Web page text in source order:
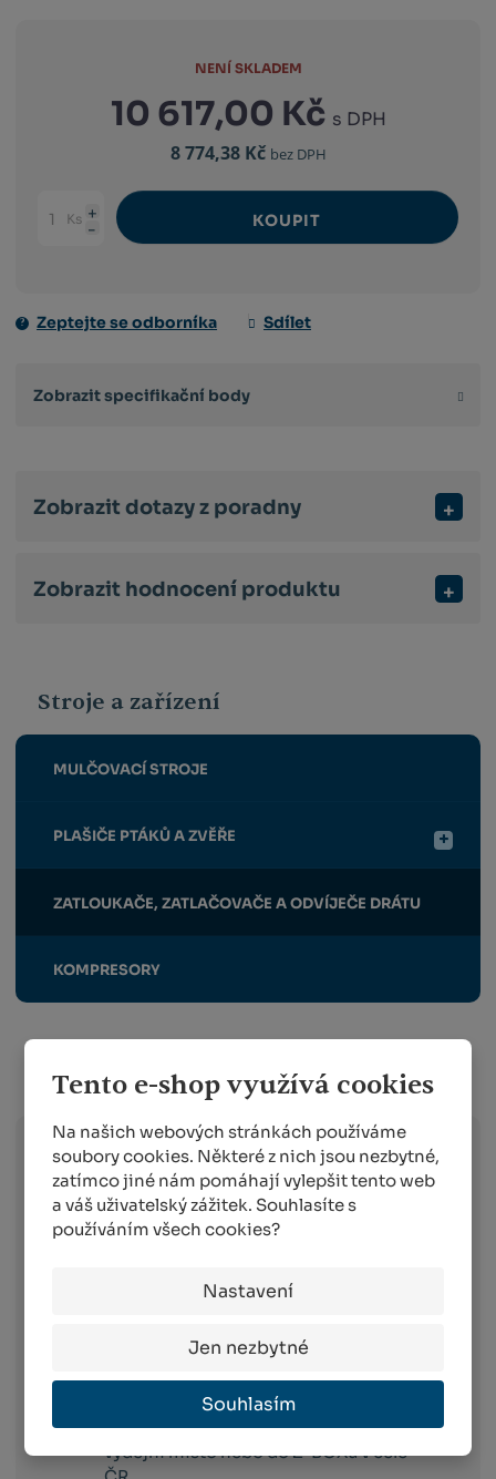
Tento e-shop využívá cookies
Na našich webových stránkách používáme
soubory cookies. Některé z nich jsou nezbytné,
zatímco jiné nám pomáhají vylepšit tento web
a váš uživatelský zážitek. Souhlasíte s
používáním všech cookies?
Nastavení
Jen nezbytné
Souhlasím
10 617,00 Kč s DPH
8 774,38 Kč bez DPH
NENÍ SKLADEM
Změnit
Navýšit
Snížit
Ks KOUPIT
Zeptejte se odborníka Sdílet
Zobrazit specifikační body
Zobrazit dotazy z poradny
Zobrazit hodnocení produktu
Stroje a zařízení
MULČOVACÍ STROJE
PLAŠIČE PTÁKŮ A ZVĚŘE
ZATLOUKAČE, ZATLAČOVAČE A ODVÍJEČE DRÁTU
KOMPRESORY
Info o přepravě:
Zboží skladem expedujeme následující
pracovní den po dni , ve kterém objednávku
obdržíme. Doručování pak probíhá
Balíkovna na adresu –doručuje v celé
ČR na vámi vybranou adresu
Zásilkovna –doručení zásilky na
výdejní místo nebo do Z-BOXu v celé